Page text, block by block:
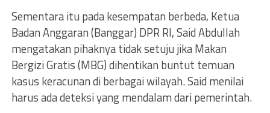
Sementara itu pada kesempatan berbeda, Ketua
Badan Anggaran (Banggar) DPR RI, Said Abdullah
mengatakan pihaknya tidak setuju jika Makan
Bergizi Gratis (MBG) dihentikan buntut temuan
kasus keracunan di berbagai wilayah. Said menilai
harus ada deteksi yang mendalam dari pemerintah.